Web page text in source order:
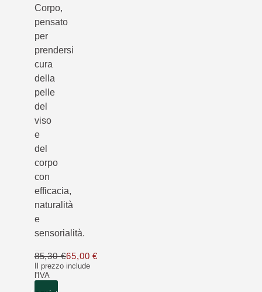
Corpo,
pensato
per
prendersi
cura
della
pelle
del
viso
e
del
corpo
con
efficacia,
naturalità
e
sensorialità.
Il prezzo include
l'IVA
85,30 €65,00 €Solo 65,00 € invece di 85,30 €